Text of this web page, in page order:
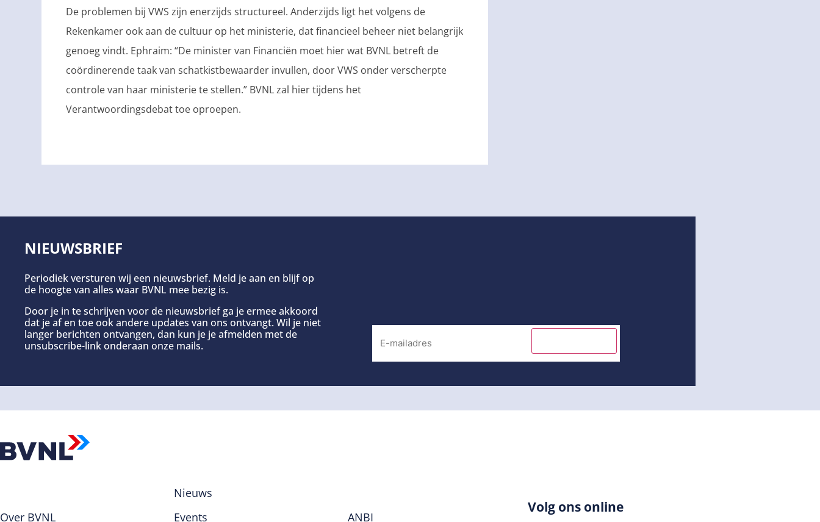
De problemen bij VWS zijn enerzijds structureel. Anderzijds ligt het volgens de
Rekenkamer ook aan de cultuur op het ministerie, dat financieel beheer niet belangrijk
genoeg vindt. Ephraim: “De minister van Financiën moet hier wat BVNL betreft de
coördinerende taak van schatkistbewaarder invullen, door VWS onder verscherpte
controle van haar ministerie te stellen.” BVNL zal hier tijdens het
Verantwoordingsdebat toe oproepen.
NIEUWSBRIEF
Periodiek versturen wij een nieuwsbrief. Meld je aan en blijf op
de hoogte van alles waar BVNL mee bezig is.
Door je in te schrijven voor de nieuwsbrief ga je ermee akkoord
dat je af en toe ook andere updates van ons ontvangt. Wil je niet
langer berichten ontvangen, dan kun je je afmelden met de
unsubscribe-link onderaan onze mails.
Over BVNL
Nieuws
Events
ANBI
Volg ons online